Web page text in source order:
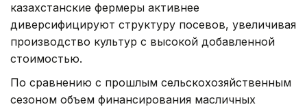
казахстанские фермеры активнее
диверсифицируют структуру посевов, увеличивая
производство культур с высокой добавленной
стоимостью.
По сравнению с прошлым сельскохозяйственным
сезоном объем финансирования масличных